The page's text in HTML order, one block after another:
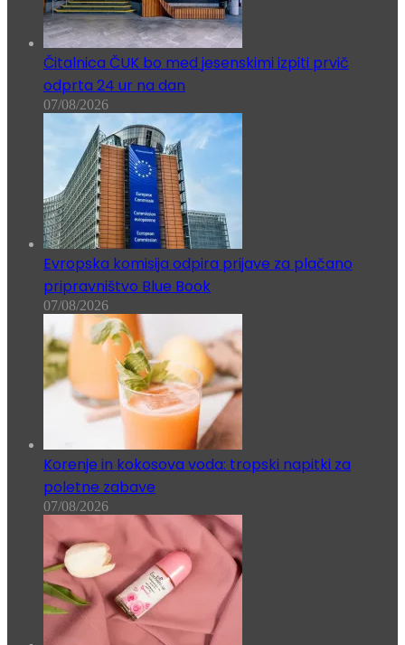
Čitalnica ČUK bo med jesenskimi izpiti prvič
odprta 24 ur na dan
07/08/2026
Evropska komisija odpira prijave za plačano
pripravništvo Blue Book
07/08/2026
Korenje in kokosova voda: tropski napitki za
poletne zabave
07/08/2026